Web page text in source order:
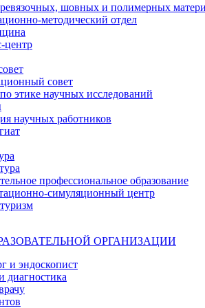
шовных и полимерных
методический отдел
центр
совет
этике научных исследований
научных работников
профессиональное образование
симуляционный центр
ОРГАНИЗАЦИИ
и эндоскопист
диагностика